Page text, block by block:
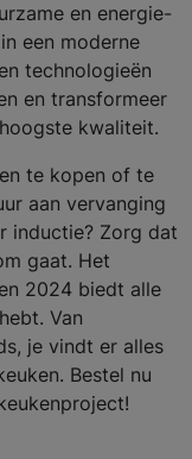
en energie-
een moderne
technologieën
en transformeer
kwaliteit.
te kopen of te
aan vervanging
inductie? Zorg dat
gaat. Het
2024 biedt alle
Van
je vindt er alles
Bestel nu